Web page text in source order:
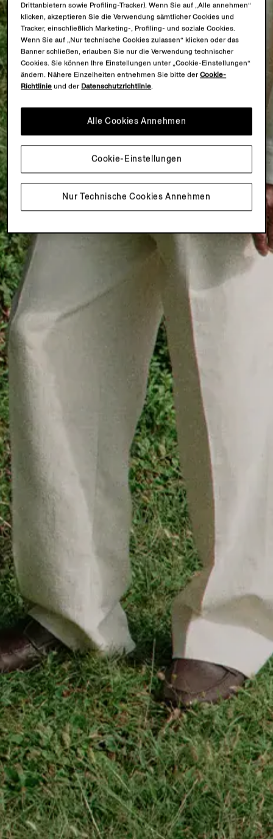
Drittanbietern sowie Profiling-Tracker). Wenn Sie auf „Alle annehmen“
klicken, akzeptieren Sie die Verwendung sämtlicher Cookies und
Tracker, einschließlich Marketing-, Profiling- und soziale Cookies.
Wenn Sie auf „Nur technische Cookies zulassen“ klicken oder das
Banner schließen, erlauben Sie nur die Verwendung technischer
Cookies. Sie können Ihre Einstellungen unter „Cookie-Einstellungen“
ändern. Nähere Einzelheiten entnehmen Sie bitte derCookie-
Richtlinie und der Datenschutzrichtlinie.
Nur Technische Cookies Annehmen
Alle Cookies Annehmen
Cookie-Einstellungen